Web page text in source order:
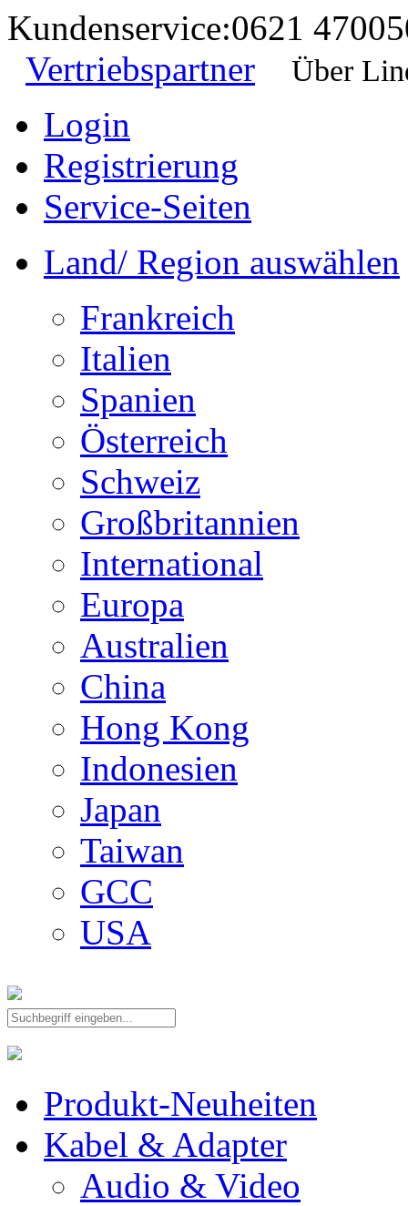
Kundenservice:0621
Vertriebspartner
Über
Login
Registrierung
Service-Seiten
Land/ Region auswählen
Frankreich
Italien
Spanien
Österreich
Schweiz
Großbritannien
International
Europa
Australien
China
Hong Kong
Indonesien
Japan
Taiwan
GCC
USA
Produkt-Neuheiten
Kabel & Adapter
Audio & Video